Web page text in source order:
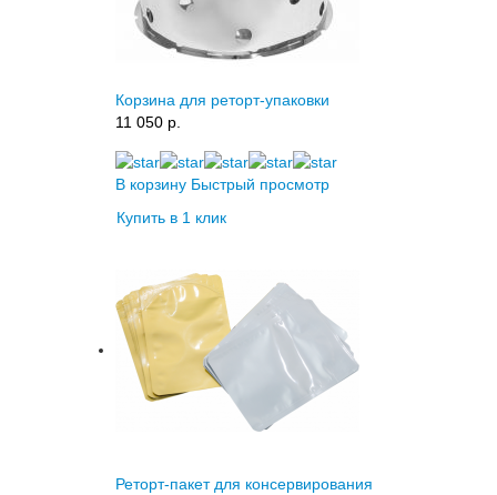
Корзина для реторт-упаковки
11 050 p.
В корзину Быстрый просмотр
Купить в 1 клик
Реторт-пакет для консервирования